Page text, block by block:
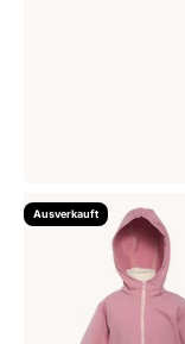
Ausverkauft